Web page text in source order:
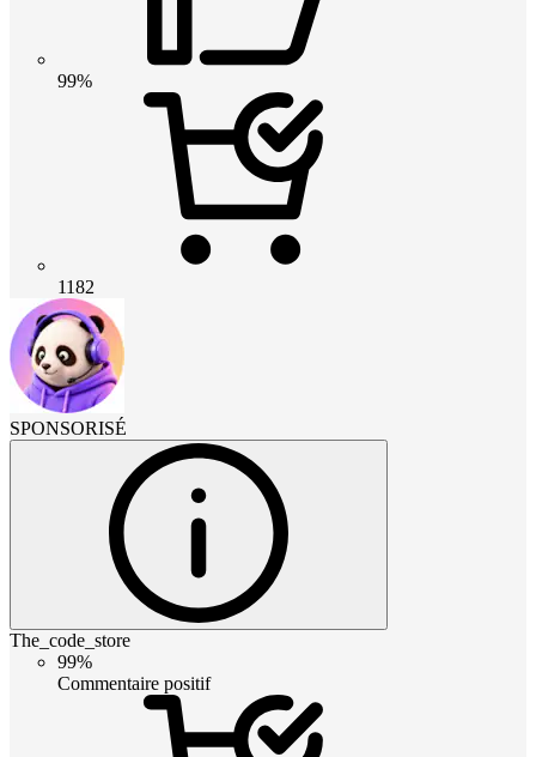
99%
1182
SPONSORISÉ
The_code_store
99%
Commentaire positif